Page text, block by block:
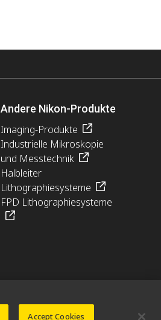
Andere Nikon-Produkte
Imaging-Produkte
Industrielle Mikroskopie
und Messtechnik
Halbleiter
Lithographiesysteme
FPD Lithographiesysteme
Accept Cookies